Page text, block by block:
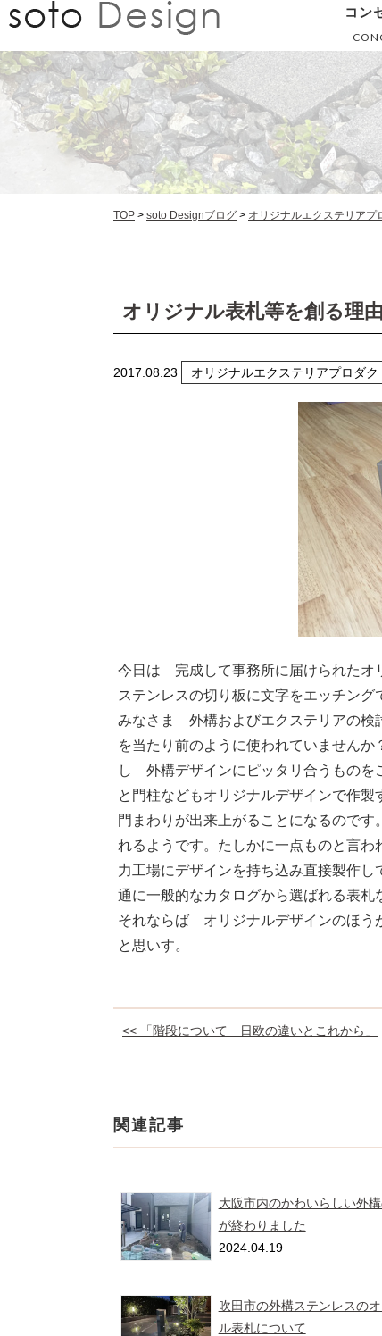
コン
TOP > soto Designブログ > オリジナルエクステリアプ
オリジナル表札等を創る理
2017.08.23 オリジナルエクステリアプロダク
今日は 完成して事務所に届けられたオ
ステンレスの切り板に文字をエッチン
みなさま 外構およびエクステリアの検
を当たり前のように使われていません
し 外構デザインにピッタリ合うもの
と門柱などもオリジナルデザインで作
門まわりが出来上がることになるので
れるようです。たしかに一点ものと言
力工場にデザインを持ち込み直接製作
通に一般的なカタログから選ばれる表
それならば オリジナルデザインのほう
と思いす。
<< 「階段について 日欧の違いとこれから」
関連記事
大阪市内のかわいらしい外
が終わりました
2024.04.19
吹田市の外構ステンレスの
ル表札について